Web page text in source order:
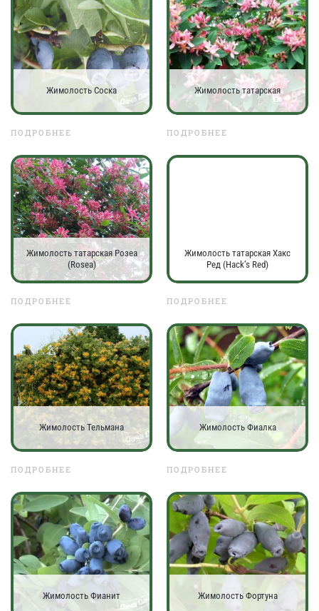
Жимолость Соска
ПОДРОБНЕЕ
Жимолость татарская
ПОДРОБНЕЕ
Жимолость татарская Розеа
(Rosea)
ПОДРОБНЕЕ
Жимолость татарская Хакс
Ред (Hack’s Red)
ПОДРОБНЕЕ
Жимолость Тельмана
ПОДРОБНЕЕ
Жимолость Фиалка
ПОДРОБНЕЕ
Жимолость Фианит Жимолость Фортуна